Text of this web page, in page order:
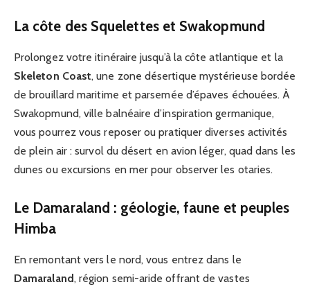
La côte des Squelettes et Swakopmund
Prolongez votre itinéraire jusqu’à la côte atlantique et la
Skeleton Coast, une zone désertique mystérieuse bordée
de brouillard maritime et parsemée d’épaves échouées. À
Swakopmund, ville balnéaire d’inspiration germanique,
vous pourrez vous reposer ou pratiquer diverses activités
de plein air : survol du désert en avion léger, quad dans les
dunes ou excursions en mer pour observer les otaries.
Le Damaraland : géologie, faune et peuples
Himba
En remontant vers le nord, vous entrez dans le
Damaraland, région semi-aride offrant de vastes